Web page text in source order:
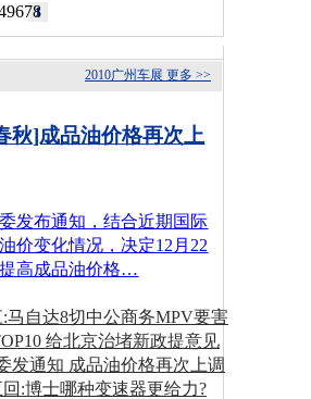
更多 >>
2010广州车展
秋]成品油价格再次上
发布通知，结合近期国际
价变化情况，决定12月22
高成品油价格…
马自达8切中公商务MPV要害
给北京治堵新政提意见
发通知 成品油价格再次上调
:博士哪种变速器更给力?